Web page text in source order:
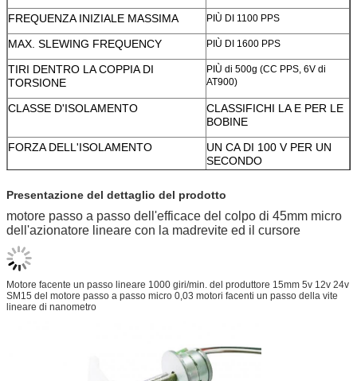
FREQUENZA INIZIALE MASSIMA PIÙ DI 1100 PPS
MAX. SLEWING FREQUENCY PIÙ DI 1600 PPS
TIRI DENTRO LA COPPIA DI
TORSIONE
PIÙ di 500g (CC PPS, 6V di
AT900)
CLASSE D'ISOLAMENTO
CLASSIFICHI LA E PER LE
BOBINE
FORZA DELL'ISOLAMENTO
UN CA DI 100 V PER UN
SECONDO
GAMMA DI TEMPERATURA DI
FUNZIONAMENTO
-0 ℃ ~+55
SERVIZIO DEL ODM & DELL'OEM
Presentazione del dettaglio del prodotto
motore passo a passo dell'efficace del colpo di 45mm micro
dell'azionatore lineare con la madrevite ed il cursore
Motore facente un passo lineare 1000 giri/min. del produttore 15mm 5v 12v 24v
SM15 del motore passo a passo micro 0,03 motori facenti un passo della vite
lineare di nanometro